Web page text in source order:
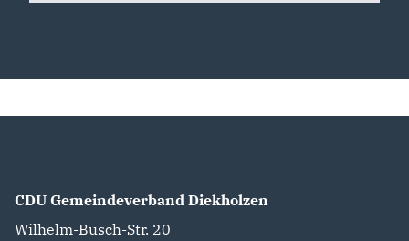
CDU Gemeindeverband Diekholzen
Wilhelm-Busch-Str. 20